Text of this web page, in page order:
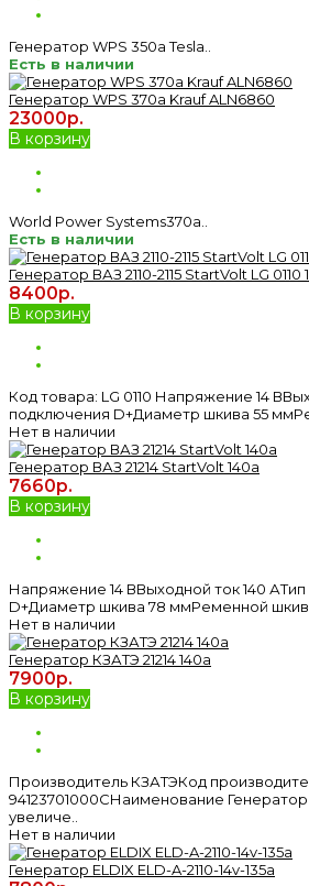
Генератор WPS 350a Tesla..
Есть в наличии
Генератор WPS 370а Krauf ALN6860
23000р.
В корзину
World Power Systems370а..
Есть в наличии
Генератор ВАЗ 2110-2115 StartVolt LG 0110
8400р.
В корзину
Код товара: LG 0110 Напряжение 14
подключения D+Диаметр шкива 55
Нет в наличии
Генератор ВАЗ 21214 StartVolt 140a
7660р.
В корзину
Напряжение 14 ВВыходной ток 140
D+Диаметр шкива 78 ммРеменной шкив
Нет в наличии
Генератор КЗАТЭ 21214 140a
7900р.
В корзину
Производитель КЗАТЭКод
94123701000СНаименование Генератор
увеличе..
Нет в наличии
Генератор ELDIX ELD-A-2110-14v-135a